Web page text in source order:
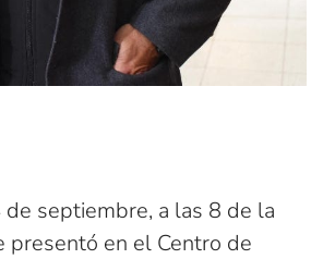
septiembre, a las 8 de la
presentó en el Centro de